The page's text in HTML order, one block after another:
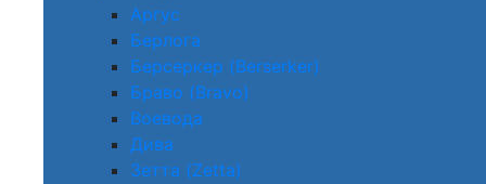
Аргус
Берлога
Берсеркер (Berserker)
Браво (Bravo)
Воевода
Дива
Зетта (Zetta)